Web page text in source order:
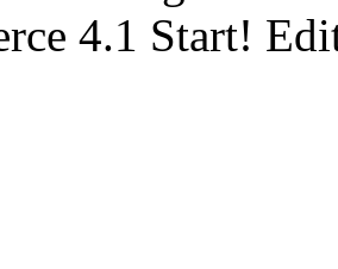
4.1 Start!